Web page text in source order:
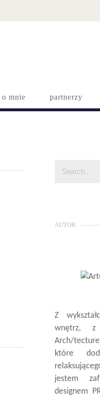
o mnie partnerzy
AUTOR
Z
wnętrz, z
Arch/
które
jestem
designem